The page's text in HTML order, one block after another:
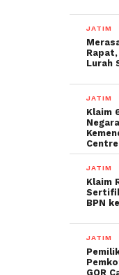
JATIM
Rapat,
Lurah
JATIM
Klaim
JATIM
Klaim
BPN
JATIM
GOR